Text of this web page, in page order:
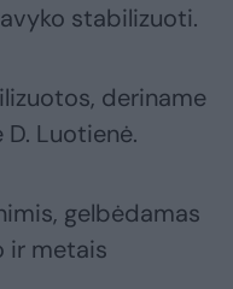
stabilizuoti.
deriname
D. Luotienė.
gelbėdamas
ir metais